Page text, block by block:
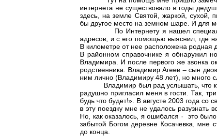
интернета не существовало в годы
здесь, на земле Святой, жаркой, сухой,
бы другое место на земном шаре. И для
По Интернету я нашел
адресов, и с его помощью выяснил, где
В километре от нее расположена родная
В районном справочнике я обнаружил
Владимира. И после первого же звонка
родственника. Владимир Агеев – сын
ним лично (Владимиру 48 лет), но много
Владимир был рад услышать, что
радушно пригласил меня в гости. Так,
будь что будет!». В августе 2003 года
в эту поездку мне не удалось разузнать
Но, как оказалось, я ошибался - это
забытой Богом деревне Косачевка, мне
до конца.